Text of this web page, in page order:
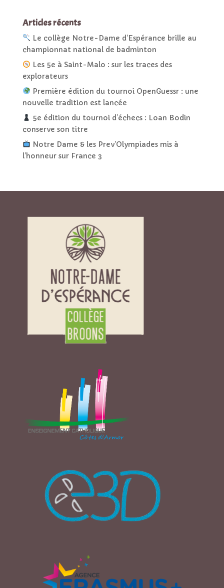
Articles récents
Le collège Notre-Dame d’Espérance brille au
championnat national de badminton
Les 5e à Saint-Malo : sur les traces des
explorateurs
Première édition du tournoi OpenGuessr : une
nouvelle tradition est lancée
5e édition du tournoi d’échecs : Loan Bodin
conserve son titre
Notre Dame & les Prev’Olympiades mis à
l’honneur sur France 3